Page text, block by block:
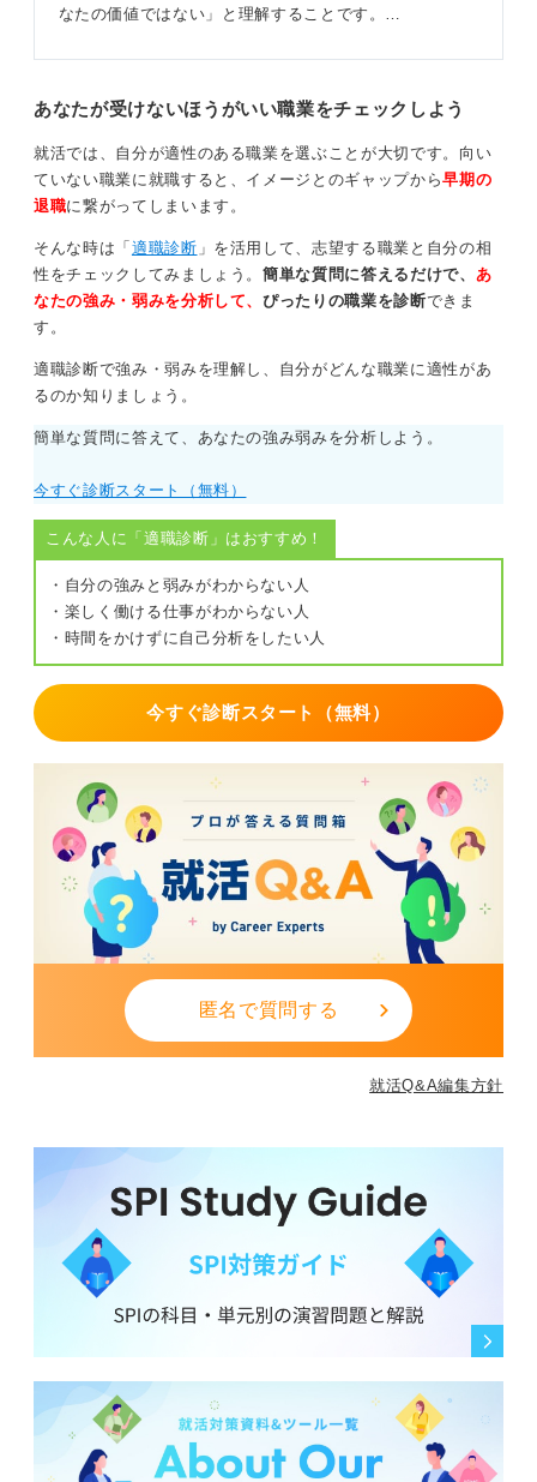
なたの価値ではない」と理解することです。…
あなたが受けないほうがいい職業をチェックしよう
就活では、自分が適性のある職業を選ぶことが大切です。向い
ていない職業に就職すると、イメージとのギャップから早期の
退職に繋がってしまいます。
そんな時は「 適職診断 」を活用して、志望する職業と自分の相
性をチェックしてみましょう。簡単な質問に答えるだけで、 あ
なたの強み・弱みを分析して、ぴったりの職業を診断できま
す。
適職診断で強み・弱みを理解し、自分がどんな職業に適性があ
るのか知りましょう。
簡単な質問に答えて、あなたの強み弱みを分析しよう。
今すぐ診断スタート（無料）
こんな人に「適職診断」はおすすめ！
・自分の強みと弱みがわからない人
・楽しく働ける仕事がわからない人
・時間をかけずに自己分析をしたい人
今すぐ診断スタート（無料）
匿名で質問する
就活Q&A編集方針